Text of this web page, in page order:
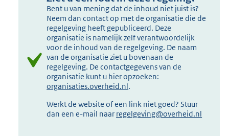
Bent u van mening dat de inhoud niet juist is?
Neem dan contact op met de organisatie die de
regelgeving heeft gepubliceerd. Deze
organisatie is namelijk zelf verantwoordelijk
voor de inhoud van de regelgeving. De naam
van de organisatie ziet u bovenaan de
regelgeving. De contactgegevens van de
organisatie kunt u hier opzoeken:
organisaties.overheid.nl.
Werkt de website of een link niet goed? Stuur
dan een e-mail naar regelgeving@overheid.nl